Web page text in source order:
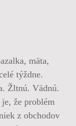
mäta,
týždne.
Žltnú. Vädnú.
že problém
z obchodov